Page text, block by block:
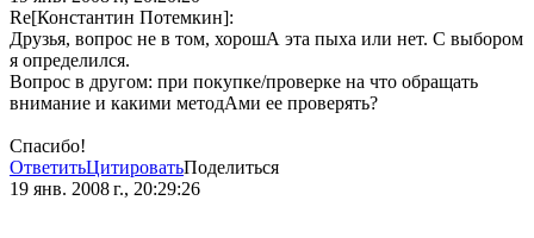
Re[Константин Потемкин]:
Друзья, вопрос не в том, хорошА эта пыха или нет. С выбором
я определился.
Вопрос в другом: при покупке/проверке на что обращать
внимание и какими методАми ее проверять?
Спасибо!
ОтветитьЦитироватьПоделиться
19 янв. 2008 г., 20:29:26